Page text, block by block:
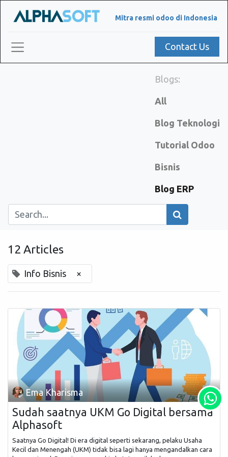
Mitra resmi odoo di Indonesia
Contact Us
Blogs:
All
Blog Teknologi
Tutorial Odoo
Bisnis
Blog ERP
12 Articles
Info Bisnis ×
Ema Kharisma
Sudah saatnya UKM Go Digital bersama
Alphasoft
Saatnya Go Digital! Di era digital seperti sekarang, pelaku Usaha
Kecil dan Menengah (UKM) tidak bisa lagi hanya mengandalkan cara